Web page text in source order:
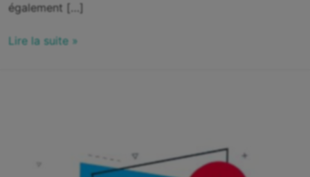
également […]
Lire la suite »